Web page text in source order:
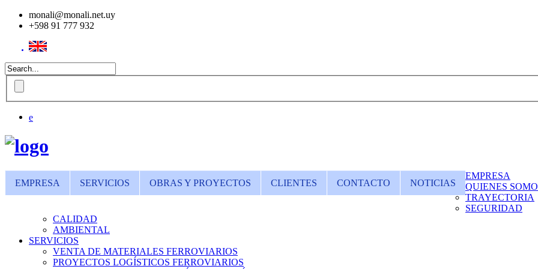
monali@monali.net.uy
+598 91 777 932
EMPRESA SERVICIOS OBRAS Y PROYECTOS CLIENTES CONTACTO NOTICIAS
EMPRESA
QUIENES
TRAYECTORIA
SEGURIDAD
CALIDAD
AMBIENTAL
SERVICIOS
VENTA DE MATERIALES FERROVIARIOS
PROYECTOS LOGÍSTICOS FERROVIARIOS